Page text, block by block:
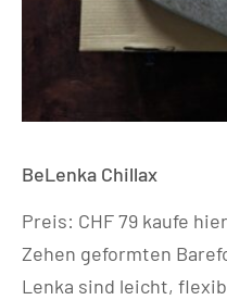
BeLenka Chillax
Preis: CHF 79 kaufe
Zehen geformten
Lenka sind leicht,